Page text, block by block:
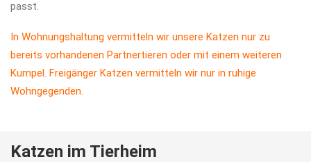
passt.
In Wohnungshaltung vermitteln wir unsere Katzen nur zu
bereits vorhandenen Partnertieren oder mit einem weiteren
Kumpel. Freigänger Katzen vermitteln wir nur in ruhige
Wohngegenden.
Katzen im Tierheim